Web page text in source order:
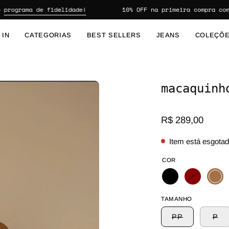
de fidelidade! 10% OFF na primeira compra com o
IN CATEGORIAS BEST SELLERS JEANS
Abrir lightbox de imagem
R$ 289,00
Item está
TAMANHO
PP P
COR